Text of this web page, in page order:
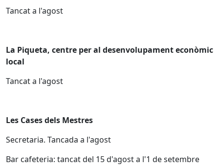
Tancat a l'agost
La Piqueta, centre per al desenvolupament econòmic
local
Tancat a l'agost
Les Cases dels Mestres
Secretaria. Tancada a l'agost
Bar cafeteria: tancat del 15 d'agost a l'1 de setembre